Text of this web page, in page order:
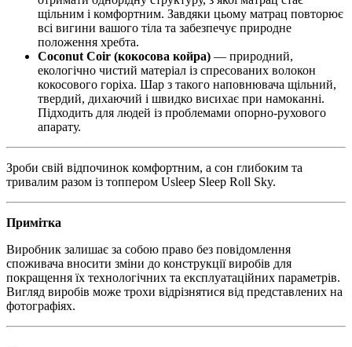
щільним і комфортним. Завдяки цьому матрац повторює
всі вигини вашого тіла та забезпечує природне
положення хребта.
Coconut Coir (кокосова койра) — природний,
екологічно чистий матеріал із спресованих волокон
кокосового горіха. Шар з такого наповнювача щільний,
твердий, дихаючий і швидко висихає при намоканні.
Підходить для людей із проблемами опорно-рухового
апарату.
Зроби свій відпочинок комфортним, а сон глибоким та
тривалим разом із топпером Usleep Sleep Roll Sky.
Примітка
Виробник залишає за собою право без повідомлення
споживача вносити зміни до конструкції виробів для
покращення їх технологічних та експлуатаційних параметрів.
Вигляд виробів може трохи відрізнятися від представлених на
фотографіях.